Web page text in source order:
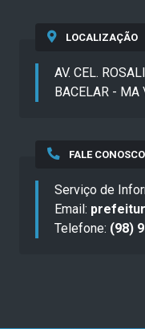
LOCALIZAÇÃO
AV. CEL.
BACELAR -
FALE CONOSCO
Serviço de
Email:
Telefone: (98)